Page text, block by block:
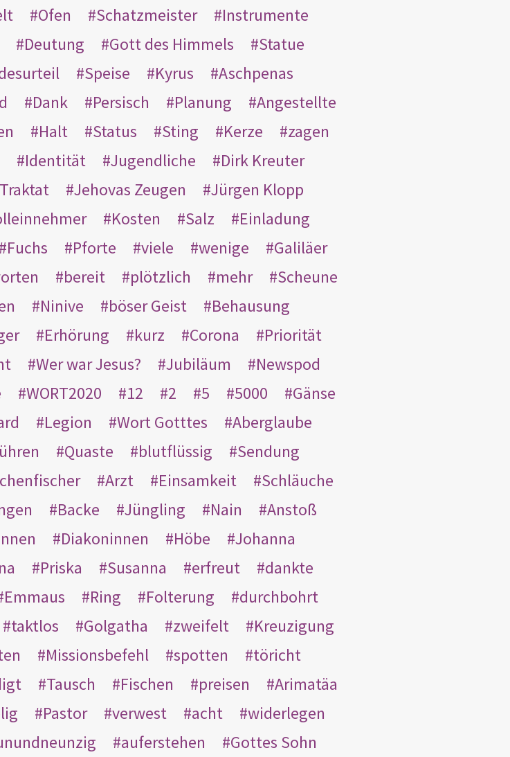
Ofen Schatzmeister
Instrumente
Deutung Gott des Himmels
Statue
Speise Kyrus
Aschpenas
Dank Persisch Planung
Angestellte
Halt Status Sting Kerze
zagen
Identität Jugendliche
Dirk Kreuter
Traktat Jehovas Zeugen
Jürgen Klopp
Kosten Salz
Einladung
Fuchs Pforte viele wenige
Galiläer
bereit plötzlich mehr
Scheune
Ninive böser Geist
Behausung
Erhörung kurz Corona
Priorität
Wer war Jesus? Jubiläum
Newspod
WORT2020 12 2 5 5000
Gänse
Legion Wort Gotttes
Aberglaube
Quaste blutflüssig
Sendung
Arzt Einsamkeit
Schläuche
Backe Jüngling Nain
Anstoß
Diakoninnen Höbe
Johanna
Priska Susanna erfreut
dankte
Emmaus Ring Folterung
durchbohrt
taktlos Golgatha zweifelt
Kreuzigung
Missionsbefehl spotten
töricht
Tausch Fischen preisen
Arimatäa
Pastor verwest acht
widerlegen
auferstehen Gottes Sohn